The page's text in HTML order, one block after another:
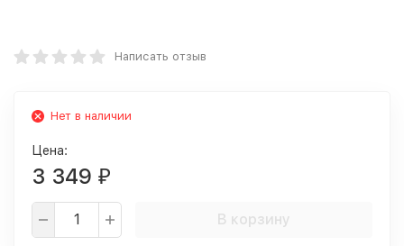
Написать отзыв
Нет в наличии
Цена:
3 349 ₽
В корзину